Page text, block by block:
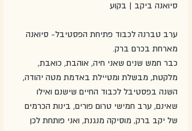
סיואנה ביקב | בקוע
ערב טברנה לכבוד פתיחת הפסטיבל- סיואנה
מארחת בכרם ברק.
כבר חמש שנים שאני חיה, אוהבת, כואבת,
מלקטת, מבשלת ומטיילת באדמת מטה יהודה,
השנה בפסטיבל לכבוד החיים שישנם ואילו
שאינם, ערב חמישי טרום פורים, בינות הכרמים
של יקב ברק, מוסיקה מנגנת, ואני פותחת לכן